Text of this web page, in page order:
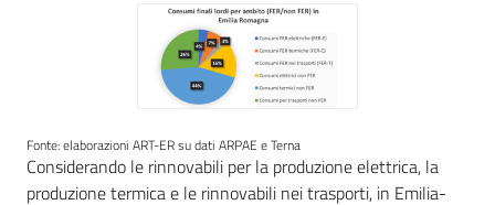
Fonte: elaborazioni ART-ER su dati ARPAE e Terna
Considerando le rinnovabili per la produzione elettrica, la
produzione termica e le rinnovabili nei trasporti, in Emilia-